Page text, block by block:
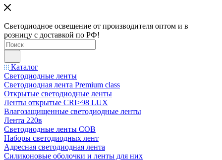
Светодиодное освещение от производителя оптом и в
розницу с доставкой по РФ!
Каталог
Светодиодные ленты
Светодиодная лента Premium class
Открытые светодиодные ленты
Ленты открытые CRI>98 LUX
Влагозащищенные светодиодные ленты
Лента 220в
Светодиодные ленты COB
Наборы светодиодных лент
Адресная светодиодная лента
Силиконовые оболочки и ленты для них